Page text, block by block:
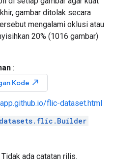
gambar ditolak secara
mengalami oklusi atau
20% (1016 gambar)
:
Kode north_east
flic-dataset.html
ada catatan rilis.